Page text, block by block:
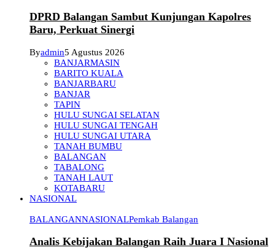
DPRD Balangan Sambut Kunjungan Kapolres
Baru, Perkuat Sinergi
Byadmin5 Agustus 2026
BANJARMASIN
BARITO KUALA
BANJARBARU
BANJAR
TAPIN
HULU SUNGAI SELATAN
HULU SUNGAI TENGAH
HULU SUNGAI UTARA
TANAH BUMBU
BALANGAN
TABALONG
TANAH LAUT
KOTABARU
NASIONAL
BALANGANNASIONALPemkab Balangan
Analis Kebijakan Balangan Raih Juara I Nasional